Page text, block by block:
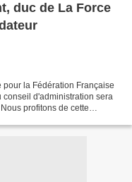
duc de La Force
la Fédération Française
d'administration sera
profitons de cette